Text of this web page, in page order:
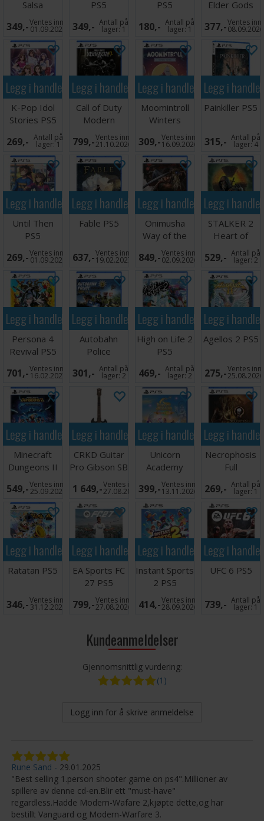
Salsa
Palombia PS5
349,-Ventes inn
01.09.2026
PS5
349,- Antall på
lager:1
PS5
180,- Antall på
lager:1
Elder Gods
PS5
377,-Ventes inn
08.09.2026
Legg i handlekurven
K-Pop Idol
Stories PS5
269,- Antall på
lager:1
Legg i handlekurven
Call of Duty
Modern
Warfare 4
PS5
799,-Ventes inn
21.10.2026
Legg i handlekurven
Moomintroll
Winters
Warmth PS5
309,-Ventes inn
16.09.2026
Legg i
Painkiller PS5
315,- Antall på
lager:4
Legg i handlekurven
Until Then
PS5
269,-Ventes inn
01.09.2026
Legg i handlekurven
Fable PS5
637,-Ventes inn
19.02.2027
Legg i handlekurven
Onimusha
Way of the
Sword PS5
849,-Ventes inn
02.09.2026
Legg i
STALKER 2
Heart of
Chernobyl
PS5
529,- Antall på
lager:2
Legg i handlekurven
Persona 4
Revival PS5
701,-Ventes inn
16.02.2027
Legg i handlekurven
Autobahn
Police
Simulator 3
PS5
301,- Antall på
lager:2
Legg i handlekurven
High on Life 2
PS5
469,- Antall på
lager:2
Legg i
Agellos 2 PS5
275,-Ventes inn
25.08.2026
Legg i handlekurven
Minecraft
Dungeons II
Deluxe Edition
PS5
549,-Ventes inn
25.09.2026
Legg i handlekurven
CRKD Guitar
Pro Gibson SB
Black PS5
1 649,-Ventes inn
27.08.2026
Legg i handlekurven
Unicorn
Academy
Island of
Magic PS5
399,-Ventes inn
13.11.2026
Legg i
Necrophosis
Full
Consciousness
PS5
269,- Antall på
lager:1
Legg i handlekurven
Ratatan PS5
346,-Ventes inn
31.12.2026
Legg i handlekurven
EA Sports FC
27 PS5
799,-Ventes inn
27.08.2026
Legg i handlekurven
Instant Sports
2 PS5
414,-Ventes inn
28.09.2026
Legg i
UFC 6 PS5
739,- Antall på
lager:1
Kundeanmeldelser
Gjennomsnittlig vurdering:
(1)
Logg inn for å skrive anmeldelse
Rune Sand
29.01.2025
"Best selling 1.person shooter game on ps4".Millioner av
spillere av denne cd-en.Blir ett "must-have"
regardless.Hadde Modern-Wafare 2,kjøpte dette,og har
bestillt Vanguard og Modern-Warfare 3.